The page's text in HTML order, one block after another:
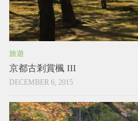
旅遊
京都古剎賞楓 III
DECEMBER 6, 2015